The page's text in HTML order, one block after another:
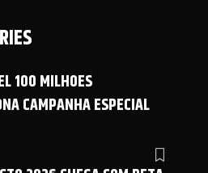
100 MILHOES
CAMPANHA ESPECIAL